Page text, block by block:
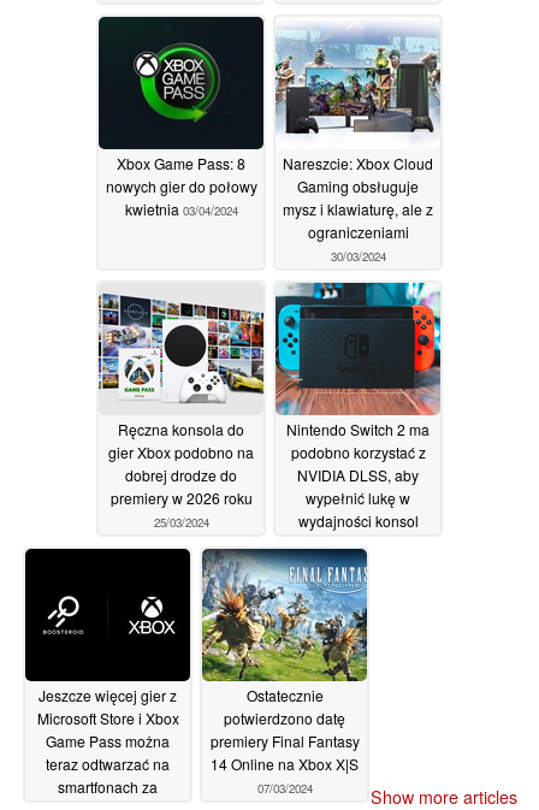
Xbox Game Pass: 8
nowych gier do połowy
kwietnia 03/04/2024
Nareszcie: Xbox Cloud
Gaming obsługuje
mysz i klawiaturę, ale z
ograniczeniami
30/03/2024
Ręczna konsola do
gier Xbox podobno na
dobrej drodze do
premiery w 2026 roku
25/03/2024
Nintendo Switch 2 ma
podobno korzystać z
NVIDIA DLSS, aby
wypełnić lukę w
wydajności konsol
PlayStation 5
Jeszcze więcej gier z
Microsoft Store i Xbox
Game Pass można
teraz odtwarzać na
smartfonach za
Ostatecznie
potwierdzono datę
premiery Final Fantasy
14 Online na Xbox X|S
07/03/2024 Show more articles